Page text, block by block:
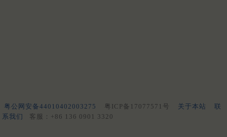
粤公网安备44010402003275 粤ICP备17077571号 关于本站
联
系我们
客服：+86 136 0901 3320